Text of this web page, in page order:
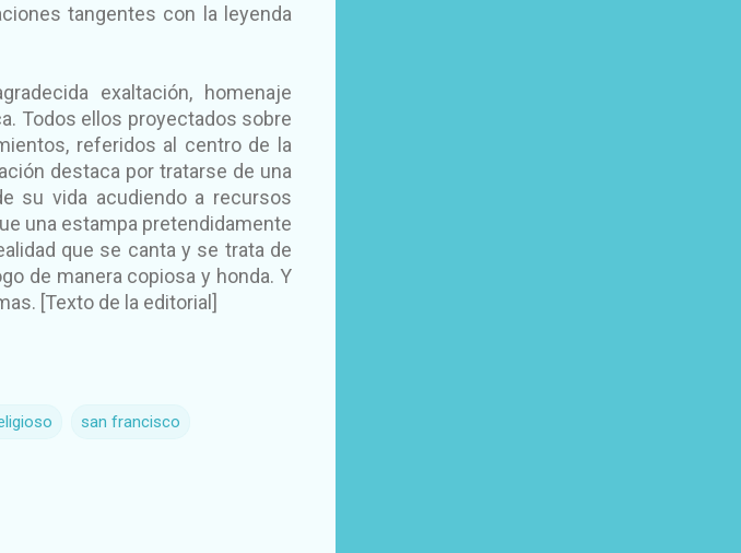
tangentes con la leyenda
exaltación, homenaje
Todos ellos proyectados sobre
referidos al centro de la
destaca por tratarse de una
su vida acudiendo a recursos
una estampa pretendidamente
que se canta y se trata de
de manera copiosa y honda. Y
[Texto de la editorial]
san francisco